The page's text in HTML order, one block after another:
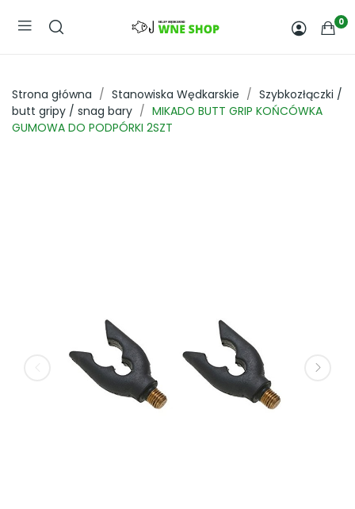
0
Strona główna Stanowiska Wędkarskie
Szybkozłączki /
butt gripy / snag bary
MIKADO BUTT GRIP KOŃCÓWKA
GUMOWA DO PODPÓRKI 2SZT